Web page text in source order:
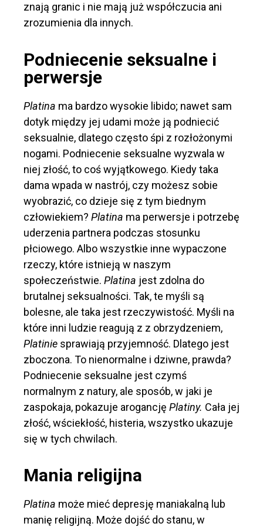
znają granic i nie mają już współczucia ani
zrozumienia dla innych.
Podniecenie seksualne i
perwersje
Platina ma bardzo wysokie libido; nawet sam
dotyk między jej udami może ją podniecić
seksualnie, dlatego często śpi z rozłożonymi
nogami. Podniecenie seksualne wyzwala w
niej złość, to coś wyjątkowego. Kiedy taka
dama wpada w nastrój, czy możesz sobie
wyobrazić, co dzieje się z tym biednym
człowiekiem? Platina ma perwersje i potrzebę
uderzenia partnera podczas stosunku
płciowego. Albo wszystkie inne wypaczone
rzeczy, które istnieją w naszym
społeczeństwie. Platina jest zdolna do
brutalnej seksualności. Tak, te myśli są
bolesne, ale taka jest rzeczywistość. Myśli na
które inni ludzie reagują z z obrzydzeniem,
Platinie sprawiają przyjemność. Dlatego jest
zboczona. To nienormalne i dziwne, prawda?
Podniecenie seksualne jest czymś
normalnym z natury, ale sposób, w jaki je
zaspokaja, pokazuje arogancję Platiny. Cała jej
złość, wściekłość, histeria, wszystko ukazuje
się w tych chwilach.
Mania religijna
Platina może mieć depresję maniakalną lub
manię religijną. Może dojść do stanu, w